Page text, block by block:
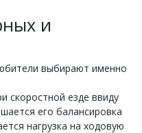
и
выбирают именно
скоростной езде ввиду
его балансировка
нагрузка на ходовую